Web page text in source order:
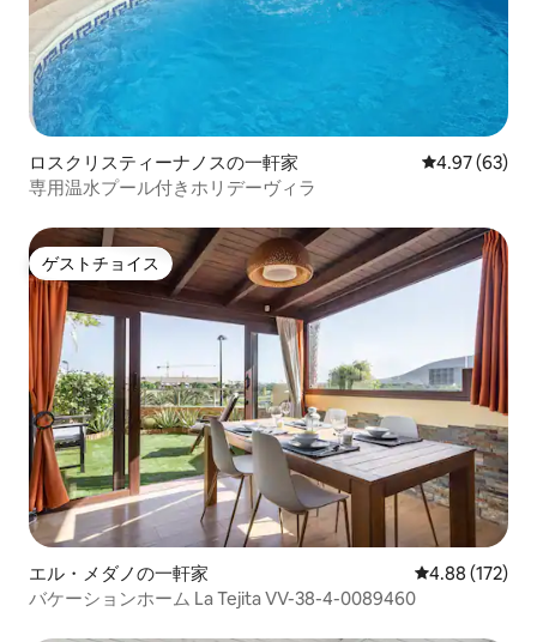
ロスクリスティーナノスの一軒家 レビュー63
4.97 (63)
専用温水プール付きホリデーヴィラ
ゲストチョイス
ゲストチョイス
エル・メダノの一軒家 レビュー172
4.88 (172)
バケーションホーム La Tejita VV-38-4-0089460